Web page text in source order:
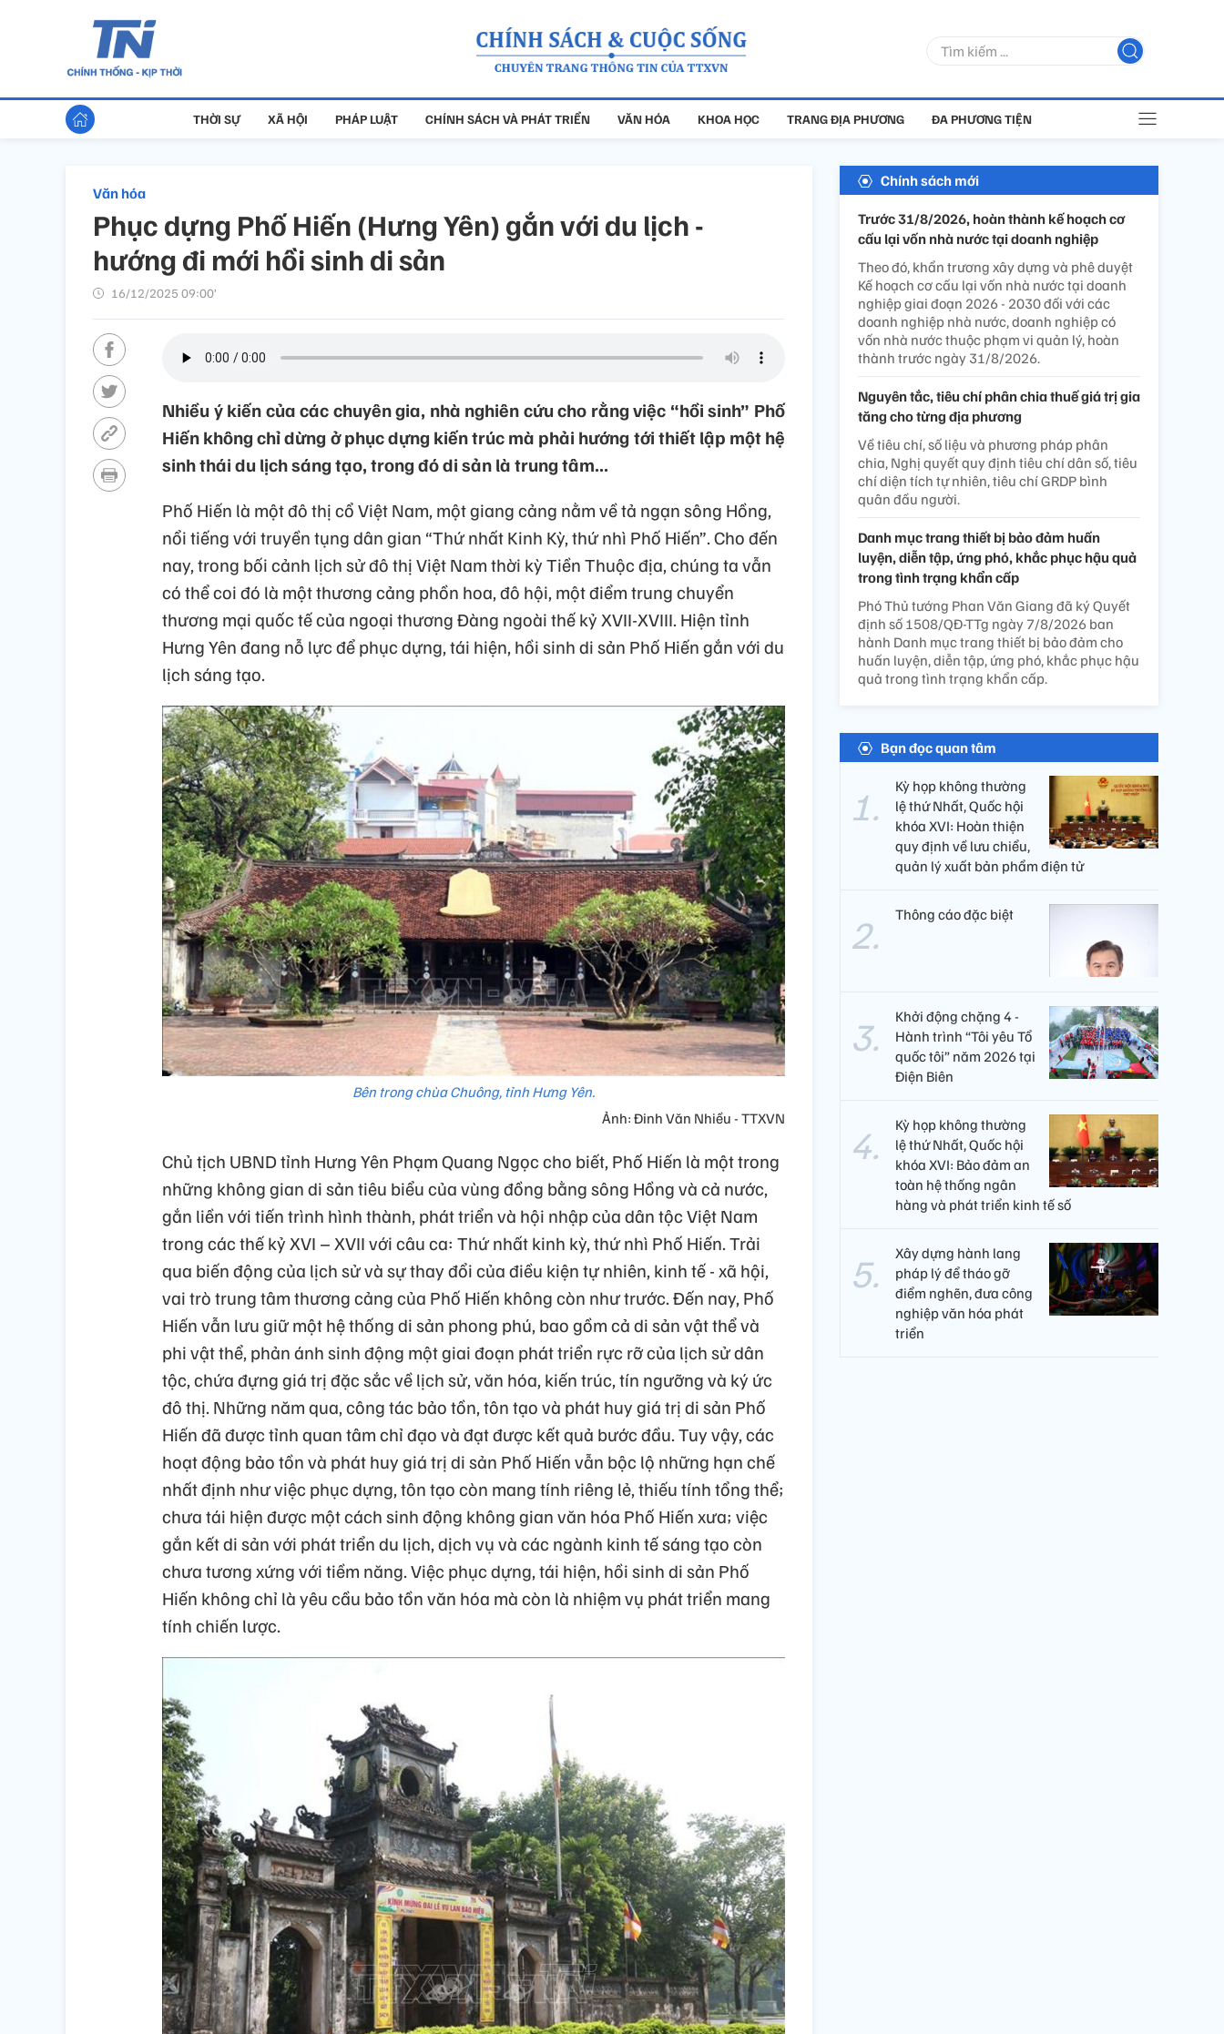
THỜI SỰ XÃ HỘI PHÁP LUẬT CHÍNH SÁCH VÀ PHÁT TRIỂN VĂN HÓA KHOA HỌC TRANG ĐỊA PHƯƠNG ĐA PHƯƠNG TIỆN
Văn hóa
Phục dựng Phố Hiến (Hưng Yên) gắn với du lịch -
hướng đi mới hồi sinh di sản
16/12/2025 09:00’
Nhiều ý kiến của các chuyên gia, nhà nghiên cứu cho rằng việc “hồi sinh” Phố
Hiến không chỉ dừng ở phục dựng kiến trúc mà phải hướng tới thiết lập một hệ
sinh thái du lịch sáng tạo, trong đó di sản là trung tâm...
Phố Hiến là một đô thị cổ Việt Nam, một giang cảng nằm về tả ngạn sông Hồng,
nổi tiếng với truyền tụng dân gian “Thứ nhất Kinh Kỳ, thứ nhì Phố Hiến”. Cho đến
nay, trong bối cảnh lịch sử đô thị Việt Nam thời kỳ Tiền Thuộc địa, chúng ta vẫn
có thể coi đó là một thương cảng phồn hoa, đô hội, một điểm trung chuyển
thương mại quốc tế của ngoại thương Đàng ngoài thế kỷ XVII-XVIII. Hiện tỉnh
Hưng Yên đang nỗ lực để phục dựng, tái hiện, hồi sinh di sản Phố Hiến gắn với du
lịch sáng tạo.
Bên trong chùa Chuông, tỉnh Hưng Yên.
Ảnh: Đinh Văn Nhiều - TTXVN
Chủ tịch UBND tỉnh Hưng Yên Phạm Quang Ngọc cho biết, Phố Hiến là một trong
những không gian di sản tiêu biểu của vùng đồng bằng sông Hồng và cả nước,
gắn liền với tiến trình hình thành, phát triển và hội nhập của dân tộc Việt Nam
trong các thế kỷ XVI – XVII với câu ca: Thứ nhất kinh kỳ, thứ nhì Phố Hiến. Trải
qua biến động của lịch sử và sự thay đổi của điều kiện tự nhiên, kinh tế - xã hội,
vai trò trung tâm thương cảng của Phố Hiến không còn như trước. Đến nay, Phố
Hiến vẫn lưu giữ một hệ thống di sản phong phú, bao gồm cả di sản vật thể và
phi vật thể, phản ánh sinh động một giai đoạn phát triển rực rỡ của lịch sử dân
tộc, chứa đựng giá trị đặc sắc về lịch sử, văn hóa, kiến trúc, tín ngưỡng và ký ức
đô thị. Những năm qua, công tác bảo tồn, tôn tạo và phát huy giá trị di sản Phố
Hiến đã được tỉnh quan tâm chỉ đạo và đạt được kết quả bước đầu. Tuy vậy, các
hoạt động bảo tồn và phát huy giá trị di sản Phố Hiến vẫn bộc lộ những hạn chế
nhất định như việc phục dựng, tôn tạo còn mang tính riêng lẻ, thiếu tính tổng thể;
chưa tái hiện được một cách sinh động không gian văn hóa Phố Hiến xưa; việc
gắn kết di sản với phát triển du lịch, dịch vụ và các ngành kinh tế sáng tạo còn
chưa tương xứng với tiềm năng. Việc phục dựng, tái hiện, hồi sinh di sản Phố
Hiến không chỉ là yêu cầu bảo tồn văn hóa mà còn là nhiệm vụ phát triển mang
tính chiến lược.
Chính sách mới
Trước 31/8/2026, hoàn thành kế hoạch cơ
cấu lại vốn nhà nước tại doanh nghiệp
Theo đó, khẩn trương xây dựng và phê duyệt
Kế hoạch cơ cấu lại vốn nhà nước tại doanh
nghiệp giai đoạn 2026 - 2030 đối với các
doanh nghiệp nhà nước, doanh nghiệp có
vốn nhà nước thuộc phạm vi quản lý, hoàn
thành trước ngày 31/8/2026.
Nguyên tắc, tiêu chí phân chia thuế giá trị gia
tăng cho từng địa phương
Về tiêu chí, số liệu và phương pháp phân
chia, Nghị quyết quy định tiêu chí dân số, tiêu
chí diện tích tự nhiên, tiêu chí GRDP bình
quân đầu người.
Danh mục trang thiết bị bảo đảm huấn
luyện, diễn tập, ứng phó, khắc phục hậu quả
trong tình trạng khẩn cấp
Phó Thủ tướng Phan Văn Giang đã ký Quyết
định số 1508/QĐ-TTg ngày 7/8/2026 ban
hành Danh mục trang thiết bị bảo đảm cho
huấn luyện, diễn tập, ứng phó, khắc phục hậu
quả trong tình trạng khẩn cấp.
Bạn đọc quan tâm
Kỳ họp không thường
lệ thứ Nhất, Quốc hội
khóa XVI: Hoàn thiện
quy định về lưu chiểu,
quản lý xuất bản phẩm điện tử
Thông cáo đặc biệt
Khởi động chặng 4 -
Hành trình “Tôi yêu Tổ
quốc tôi” năm 2026 tại
Điện Biên
Kỳ họp không thường
lệ thứ Nhất, Quốc hội
khóa XVI: Bảo đảm an
toàn hệ thống ngân
hàng và phát triển kinh tế số
Xây dựng hành lang
pháp lý để tháo gỡ
điểm nghẽn, đưa công
nghiệp văn hóa phát
triển